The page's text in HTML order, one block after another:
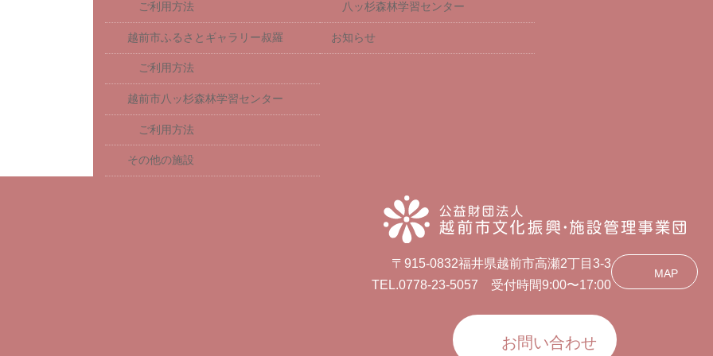
ご利用方法
越前市ふるさとギャラリー叔羅
ご利用方法
越前市八ッ杉森林学習センター
ご利用方法
その他の施設
八ッ杉森林学習センター
お知らせ
〒915-0832福井県越前市高瀬2丁目3-3
TEL.0778-23-5057 受付時間9:00〜17:00
MAP
お問い合わせ